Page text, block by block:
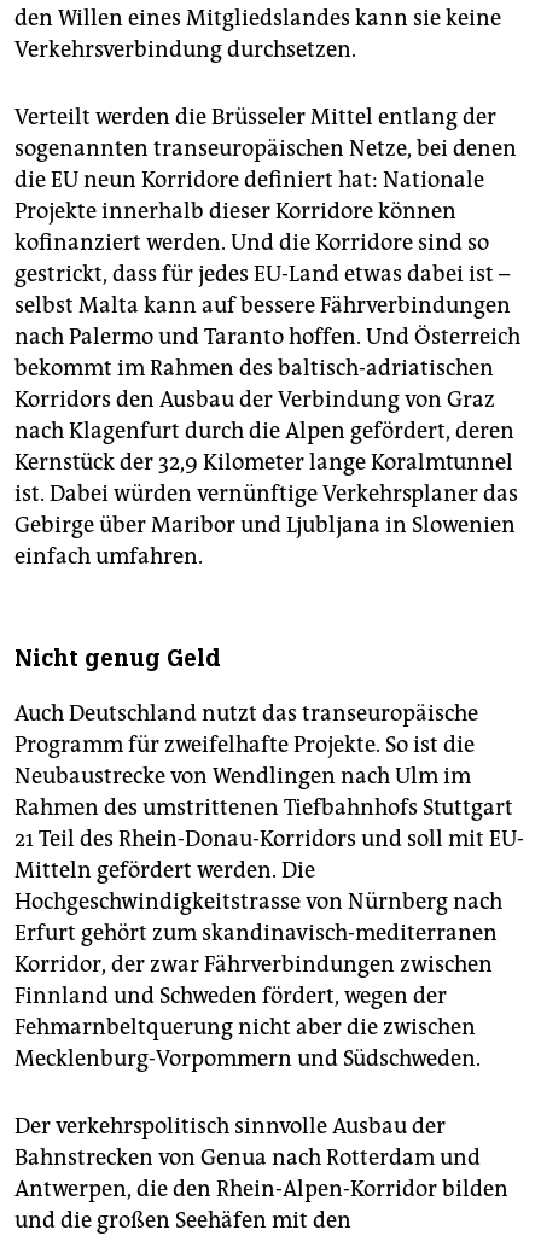
den Willen eines Mitgliedslandes kann sie keine
Verkehrsverbindung durchsetzen.
Verteilt werden die Brüsseler Mittel entlang der
sogenannten transeuropäischen Netze, bei denen
die EU neun Korridore definiert hat: Nationale
Projekte innerhalb dieser Korridore können
kofinanziert werden. Und die Korridore sind so
gestrickt, dass für jedes EU-Land etwas dabei ist –
selbst Malta kann auf bessere Fährverbindungen
nach Palermo und Taranto hoffen. Und Österreich
bekommt im Rahmen des baltisch-adriatischen
Korridors den Ausbau der Verbindung von Graz
nach Klagenfurt durch die Alpen gefördert, deren
Kernstück der 32,9 Kilometer lange Koralmtunnel
ist. Dabei würden vernünftige Verkehrsplaner das
Gebirge über Maribor und Ljubljana in Slowenien
einfach umfahren.
Nicht genug Geld
Auch Deutschland nutzt das transeuropäische
Programm für zweifelhafte Projekte. So ist die
Neubaustrecke von Wendlingen nach Ulm im
Rahmen des umstrittenen Tiefbahnhofs Stuttgart
21 Teil des Rhein-Donau-Korridors und soll mit EU-
Mitteln gefördert werden. Die
Hochgeschwindigkeitstrasse von Nürnberg nach
Erfurt gehört zum skandinavisch-mediterranen
Korridor, der zwar Fährverbindungen zwischen
Finnland und Schweden fördert, wegen der
Fehmarnbeltquerung nicht aber die zwischen
Mecklenburg-Vorpommern und Südschweden.
Der verkehrspolitisch sinnvolle Ausbau der
Bahnstrecken von Genua nach Rotterdam und
Antwerpen, die den Rhein-Alpen-Korridor bilden
und die großen Seehäfen mit den